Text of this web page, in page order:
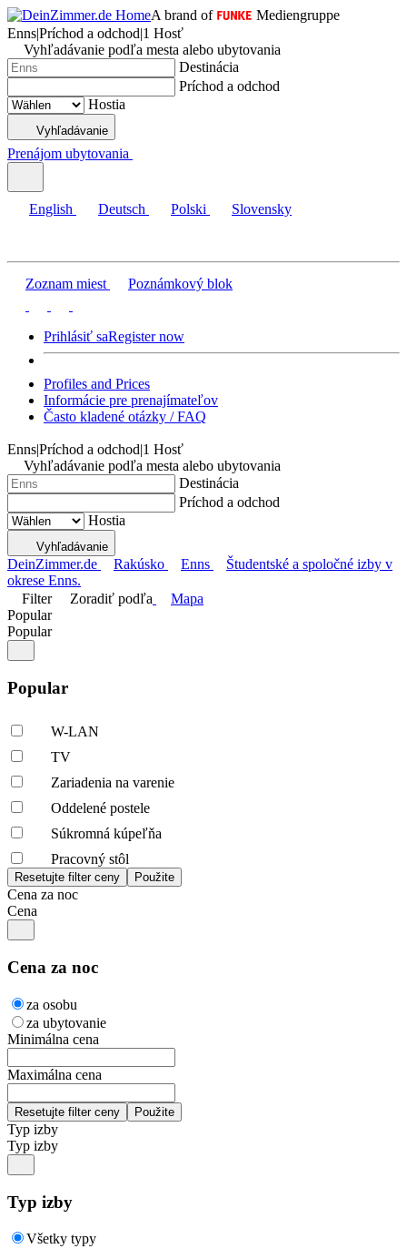
A brand of
Mediengruppe
Enns|Príchod a odchod|1 Hosť
Vyhľadávanie podľa mesta alebo ubytovania
Destinácia
Príchod a odchod
Hostia
Vyhľadávanie
Prenájom ubytovania
English Deutsch Polski Slovensky
Zoznam miest Poznámkový blok
Prihlásiť saRegister now
Profiles and Prices
Informácie pre prenajímateľov
Často kladené otázky / FAQ
Enns|Príchod a odchod|1 Hosť
Vyhľadávanie podľa mesta alebo ubytovania
Destinácia
Príchod a odchod
Hostia
Vyhľadávanie
DeinZimmer.de Rakúsko Enns
Študentské a spoločné izby v
okrese Enns.
Filter
Zoradiť podľa
Mapa
Popular
Popular
Popular
W-LAN
TV
Zariadenia na varenie
Oddelené postele
Súkromná kúpeľňa
Pracovný stôl
Cena za noc
Cena
Cena za noc
za osobu
za ubytovanie
Minimálna cena
Maximálna cena
Typ izby
Typ izby
Typ izby
Všetky typy